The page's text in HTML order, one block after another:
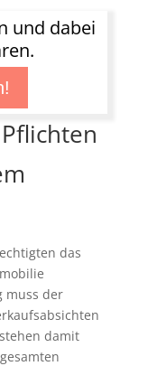
und dabei
das
muss der
damit